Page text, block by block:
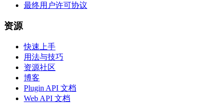
最终用户许可协议
资源
快速上手
用法与技巧
资源社区
博客
Plugin API 文档
Web API 文档